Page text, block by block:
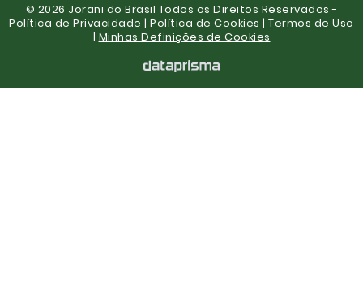
© 2026 Jorani do Brasil Todos os Direitos Reservados -
Política de Privacidade |Política de Cookies |Termos de Uso
| Minhas Definições de Cookies